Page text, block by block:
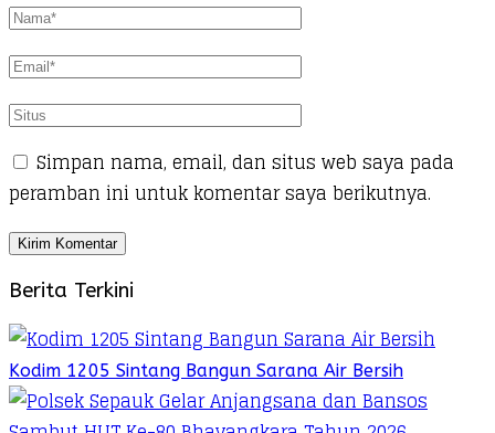
Simpan nama, email, dan situs web saya pada
peramban ini untuk komentar saya berikutnya.
Berita Terkini
Kodim 1205 Sintang Bangun Sarana Air Bersih